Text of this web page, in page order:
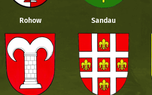
Rohow Sandau